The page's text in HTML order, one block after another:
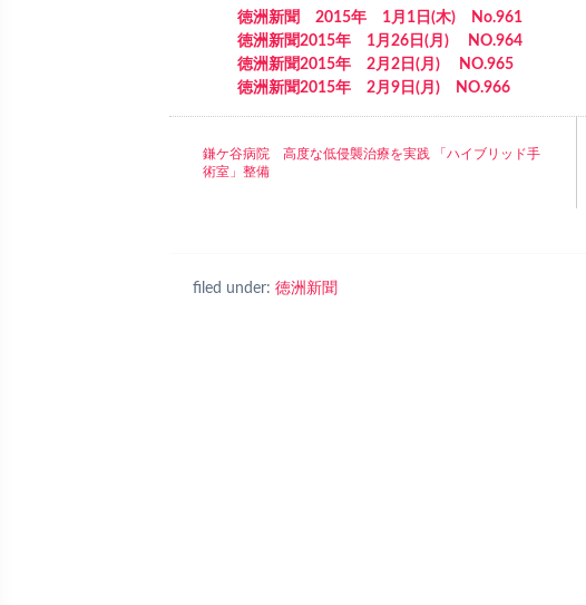
徳洲新聞 2015年 1月1日(木) No.961
徳洲新聞2015年 1月26日(月) NO.964
徳洲新聞2015年 2月2日(月) NO.965
徳洲新聞2015年 2月9日(月) NO.966
鎌ケ谷病院 高度な低侵襲治療を実践 「ハイブリッド手
術室」整備
filed under: 徳洲新聞